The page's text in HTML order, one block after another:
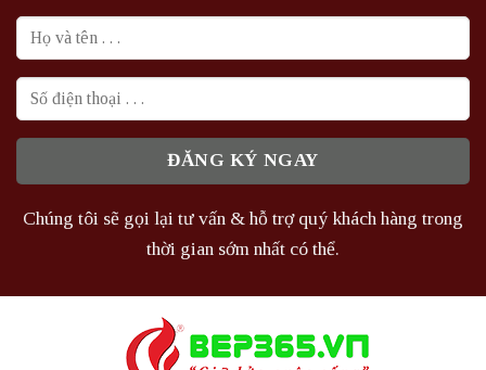
Chúng tôi sẽ gọi lại tư vấn & hỗ trợ quý khách hàng trong
thời gian sớm nhất có thể.